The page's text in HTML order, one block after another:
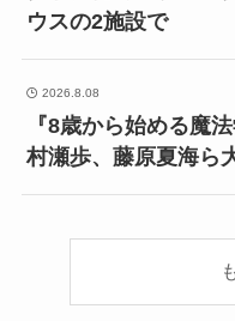
ウスの2施設で
2026.8.08
『8歳から始める魔
村瀬歩、藤原夏海ら